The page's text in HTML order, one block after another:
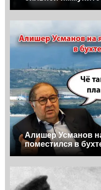
Алишер Усманов
поместился в